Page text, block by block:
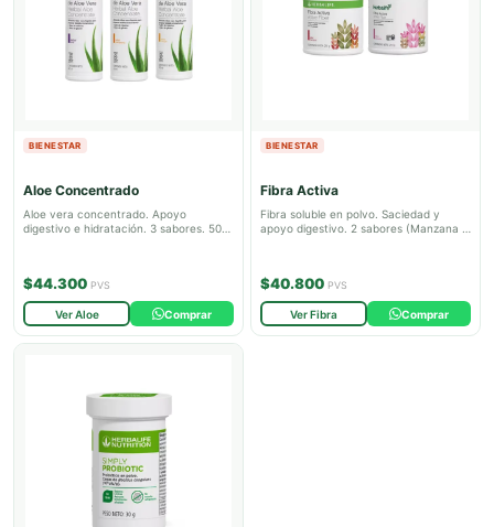
BIENESTAR
Aloe Concentrado
Aloe vera concentrado. Apoyo
digestivo e hidratación. 3 sabores. 50
$44.300 PVS
Ver Aloe Comprar
BIENESTAR
Fibra Activa
Fibra soluble en polvo. Saciedad y
apoyo digestivo. 2 sabores (Manzana y
$40.800 PVS
Ver Fibra Comprar